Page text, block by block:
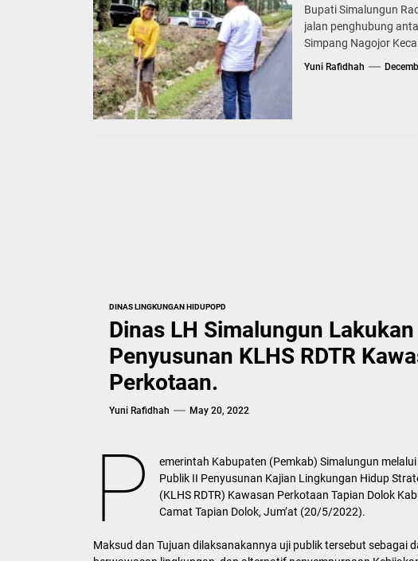
Bupati Simalungun
jalan penghubung
Simpang Nagojor
Yuni Rafidhah
DINAS LINGKUNGAN HIDUPOPD
Dinas LH Simalungun
Penyusunan KLHS RDTR
Perkotaan.
Yuni Rafidhah May 20, 2022
P
emerintah Kabupaten (Pemkab) Simalungun
Publik II Penyusunan Kajian Lingkungan Hidup
(KLHS RDTR) Kawasan Perkotaan Tapian Dolok
Camat Tapian Dolok, Jum’at (20/5/2022).
Maksud dan Tujuan dilaksanakannya uji publik tersebut